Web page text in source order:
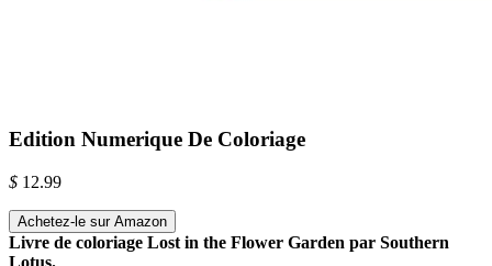
Edition Numerique De Coloriage
$ 12.99
Achetez-le sur Amazon
Livre de coloriage Lost in the Flower Garden par Southern
Lotus.